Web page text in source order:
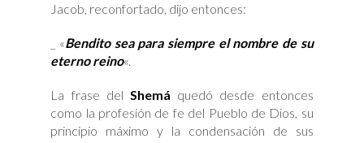
Jacob, reconfortado, dijo entonces:
_ «Bendito sea para siempre el nombre de su
eterno reino«.
La frase del Shemá quedó desde entonces
como la profesión de fe del Pueblo de Dios, su
principio máximo y la condensación de sus